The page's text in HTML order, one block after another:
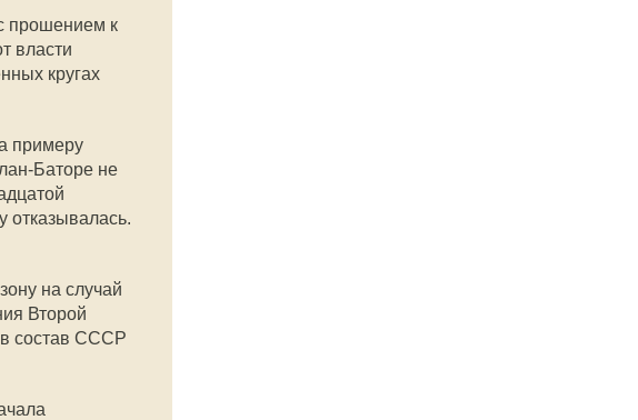
прошением к
власти
кругах
примеру
Баторе не
отказывалась.
на случай
Второй
в состав СССР